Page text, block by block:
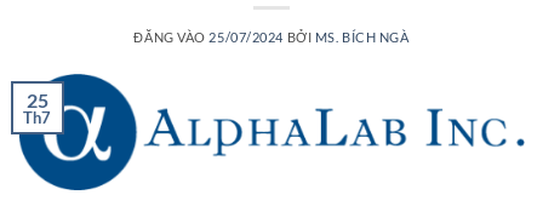
ĐĂNG VÀO 25/07/2024 BỞI MS. BÍCH NGÀ
25
Th7